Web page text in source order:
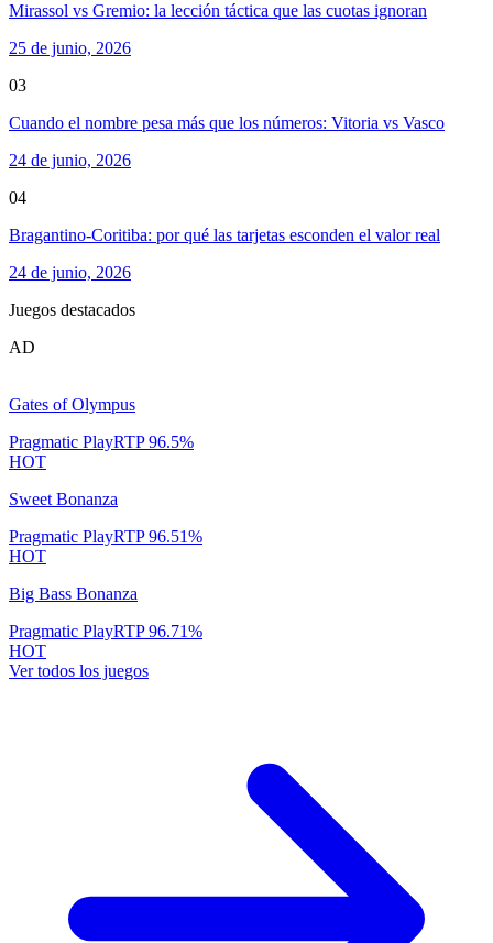
Mirassol vs Gremio: la lección táctica que las cuotas ignoran
25 de junio, 2026
03
Cuando el nombre pesa más que los números: Vitoria vs Vasco
24 de junio, 2026
04
Bragantino-Coritiba: por qué las tarjetas esconden el valor real
24 de junio, 2026
Juegos destacados
AD
Gates of Olympus
Pragmatic PlayRTP96.5%
HOT
Sweet Bonanza
Pragmatic PlayRTP96.51%
HOT
Big Bass Bonanza
Pragmatic PlayRTP96.71%
HOT
Ver todos los juegos